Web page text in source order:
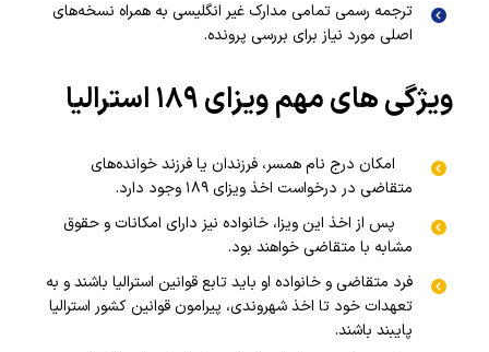
ترجمه رسمی تمامی مدارک غیر انگلیسی به همراه نسخه‌های
اصلی مورد نیاز برای بررسی پرونده.
ویژگی های مهم ویزای ۱۸۹ استرالیا
امکان درج نام همسر، فرزندان یا فرزند خوانده‌های
متقاضی در درخواست اخذ ویزای ۱۸۹ وجود دارد.
پس از اخذ این ویزا، خانواده نیز دارای امکانات و حقوق
مشابه با متقاضی خواهند بود.
فرد متقاضی و خانواده او باید تابع قوانین استرالیا باشند و به
تعهدات خود تا اخذ شهروندی، پیرامون قوانین کشور استرالیا
پایبند باشند.